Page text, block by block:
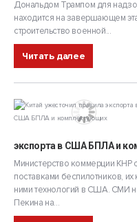
Дональдом Трампом для
находится на завершающем
строительство военной...
Читать далее
экспорта в США БПЛА и
Министерство коммерции КНР
поставками беспилотников,
ними технологий в США. СМИ
Пекина на...